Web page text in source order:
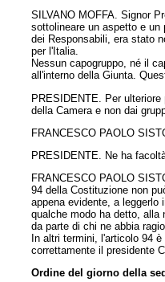
SILVANO MOFFA. Signor
sottolineare un aspetto e
dei Responsabili, era stato
per l'Italia.
Nessun capogruppo, né il
all'interno della Giunta.
PRESIDENTE. Per
della Camera e non dai
FRANCESCO PAOLO
PRESIDENTE. Ne ha
FRANCESCO PAOLO
94 della Costituzione non
appena evidente, a
qualche modo ha detto,
da parte di chi ne abbia
In altri termini, l'articolo 94
correttamente il presidente
Ordine del giorno della